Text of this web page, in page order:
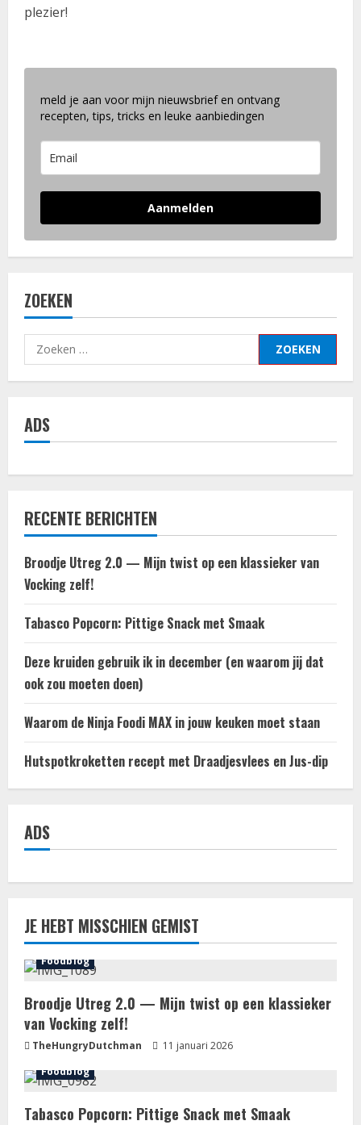
plezier!
meld je aan voor mijn nieuwsbrief en ontvang
recepten, tips, tricks en leuke aanbiedingen
Aanmelden
ZOEKEN
Zoeken
naar:
ADS
RECENTE BERICHTEN
Broodje Utreg 2.0 — Mijn twist op een klassieker van
Vocking zelf!
Tabasco Popcorn: Pittige Snack met Smaak
Deze kruiden gebruik ik in december (en waarom jij dat
ook zou moeten doen)
Waarom de Ninja Foodi MAX in jouw keuken moet staan
Hutspotkroketten recept met Draadjesvlees en Jus-dip
ADS
JE HEBT MISSCHIEN GEMIST
Foodblog
Broodje Utreg 2.0 — Mijn twist op een klassieker
van Vocking zelf!
TheHungryDutchman
11 januari 2026
Foodblog
Tabasco Popcorn: Pittige Snack met Smaak